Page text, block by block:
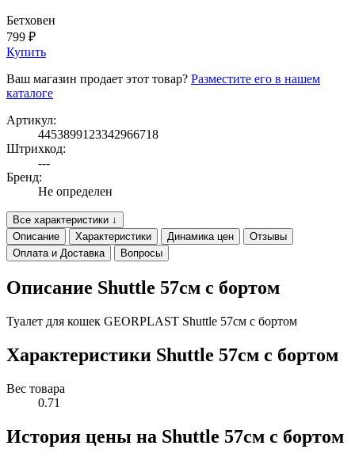
Бетховен
799 ₽
Купить
Ваш магазин продает этот товар? Разместите его в нашем
каталоге
Артикул:
4453899123342966718
Штрихкод:
---
Бренд:
Не определен
Все характеристики ↓
Описание
Характеристики Динамика цен
Отзывы
Оплата и Доставка
Вопросы
Описание Shuttle 57см с бортом
Туалет для кошек GEORPLAST Shuttle 57см с бортом
Характеристики Shuttle 57см с бортом
Вес товара
0.71
История цены на Shuttle 57см с бортом